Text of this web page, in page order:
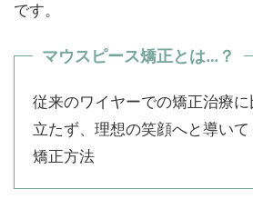
です。
マウスピース矯正とは…？
従来のワイヤーでの矯正治療に
立たず、理想の笑顔へと導い
矯正方法